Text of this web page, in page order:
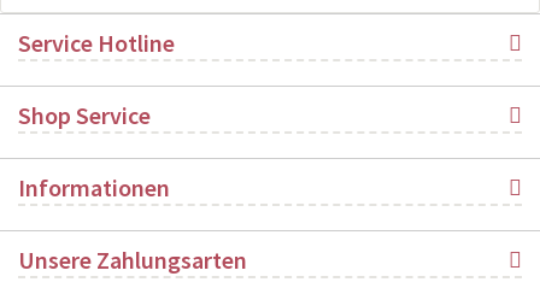
Service Hotline
Shop Service
Informationen
Unsere Zahlungsarten